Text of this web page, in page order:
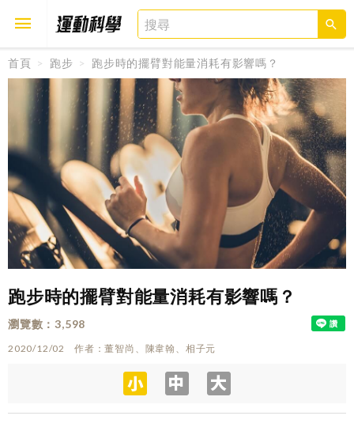
首頁 跑步 跑步時的擺臂對能量消耗有影響嗎？
跑步時的擺臂對能量消耗有影響嗎？
瀏覽數 3,598
2020/12/02 作者 董智尚、陳韋翰、相子元
取消 確定